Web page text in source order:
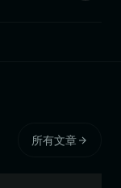
所有文章